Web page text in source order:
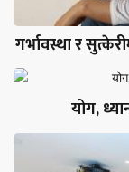
गर्भावस्था र
योग,